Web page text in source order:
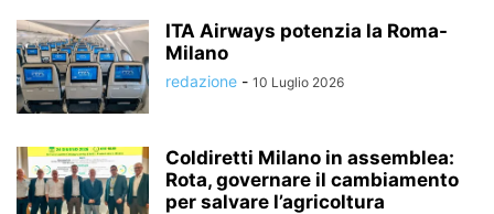
ITA Airways potenzia la Roma-
Milano
redazione - 10 Luglio 2026
Coldiretti Milano in assemblea:
Rota, governare il cambiamento
per salvare l’agricoltura